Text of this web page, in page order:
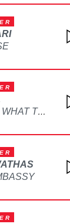
TELL ME WHAT TO DO